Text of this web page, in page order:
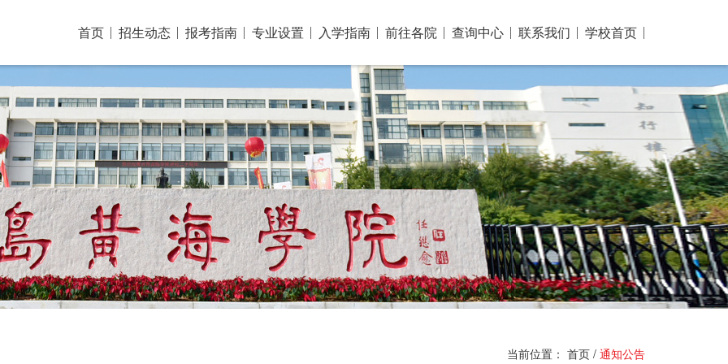
首页 招生动态 报考指南 专业设置 入学指南 前往各院 查询中心 联系我们 学校首页
当前位置： 首页 / 通知公告